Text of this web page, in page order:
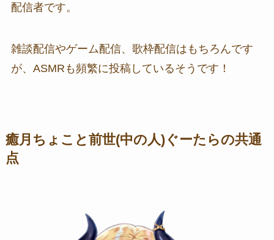
配信者です。
雑談配信やゲーム配信、歌枠配信はもちろんです
が、ASMRも頻繁に投稿しているそうです！
癒月ちょこと前世(中の人)ぐーたらの共通
点